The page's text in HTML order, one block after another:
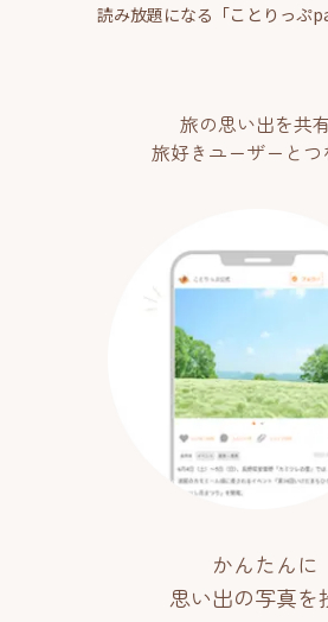
読み放題になる「ことりっぷ
旅の思い出を共有
旅好きユーザーとつ
かんたんに
思い出の写真を